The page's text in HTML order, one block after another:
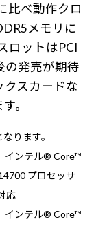
比べ動作クロ
メモリに
ロットはPCI
の発売が期待
クスカードな
。
ります。
インテル® Core™
プロセッサ
応
インテル® Core™